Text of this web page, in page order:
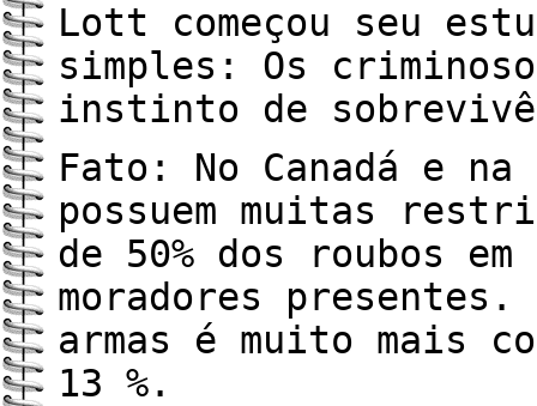
Lott começou seu
simples: Os
instinto de
Fato: No Canadá e
possuem muitas
de 50% dos roubos
moradores presentes.
armas é muito mais
13 %.